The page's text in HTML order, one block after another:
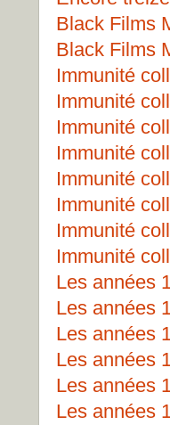
Black Films
Black Films
Immunité
Immunité
Immunité
Immunité
Immunité
Immunité
Immunité
Immunité
Les années
Les années
Les années
Les années
Les années
Les années